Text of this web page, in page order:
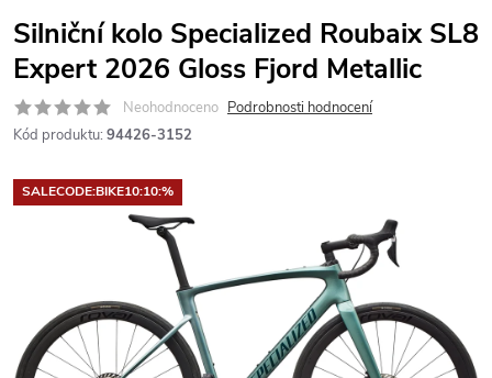
Silniční kolo Specialized Roubaix SL8
Expert 2026 Gloss Fjord Metallic
Neohodnoceno Podrobnosti hodnocení
Kód produktu: 94426-3152
SALECODE:BIKE10:10:%